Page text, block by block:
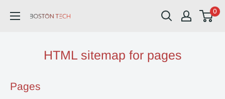
directamente
Boston
0
HTML sitemap for pages
Pages